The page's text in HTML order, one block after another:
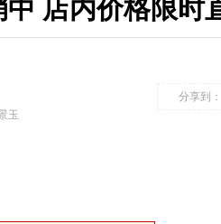
店内价格限时
分享到：
玉